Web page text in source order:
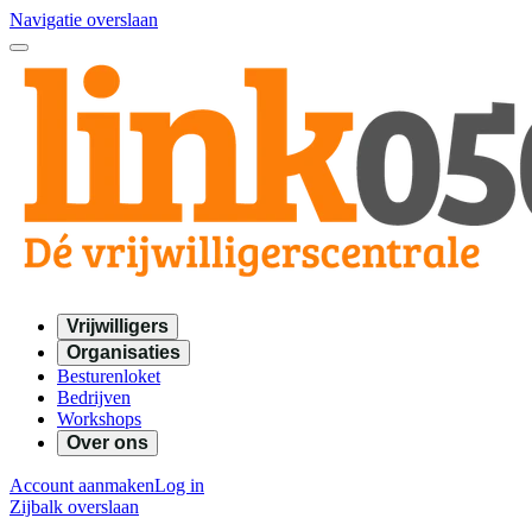
Navigatie overslaan
Vrijwilligers
Organisaties
Besturenloket
Bedrijven
Workshops
Over ons
Account aanmakenLog in
Zijbalk overslaan